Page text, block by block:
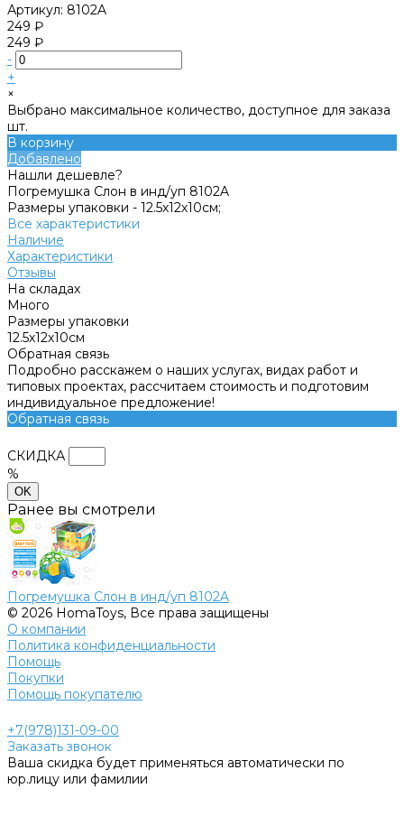
Артикул: 8102A
249 ₽
249 ₽
-
+
×
Выбрано максимальное количество, доступное для заказа
шт.
В корзину
Добавлено
Нашли дешевле?
Погремушка Слон в инд/уп 8102A
Размеры упаковки - 12.5х12х10см;
Все характеристики
Наличие
Характеристики
Отзывы
На складах
Много
Размеры упаковки
12.5х12х10см
Обратная связь
Подробно расскажем о наших услугах, видах работ и
типовых проектах, рассчитаем стоимость и подготовим
индивидуальное предложение!
Обратная связь
СКИДКА
%
OK
Ранее вы смотрели
Погремушка Слон в инд/уп 8102A
© 2026 HomaToys, Все права защищены
О компании
Политика конфиденциальности
Помощь
Покупки
Помощь покупателю
+7(978)131-09-00
Заказать звонок
Ваша скидка будет применяться автоматически по
юр.лицу или фамилии